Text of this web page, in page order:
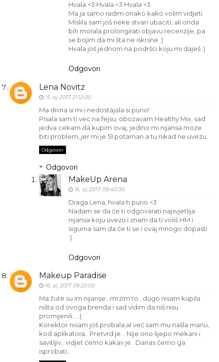
Hvala <3 Hvala <3 Hvala <3
Ma ja samo radim onako kako volim vidjeti.
Mislila sam još neke stvari ubaciti, ali onda
bih morala prolongirati objavu recenzije, pa
se bojim da mi šta ne iskrsne :)
Hvala još jednom na podršci koju mi daješ :)
Odgovori
Lena Novitz
15. sij 2017. 21:12:00
Ma divna si mi i nedostajala si puno!
Pisala sam ti vec na fejsu, obozavam Healthy Mix, sad
jedva cekam da kupim ovaj, jedino mi nijansa moze
biti problem, jer mi je 51 potaman a tu nikad ne uvezu.
Odgovori
Odgovori
MakeUp Arena
16. sij 2017. 09:40:00
Draga Lena, hvala ti puno <3
Nadam se da će ti odgovarati najsvjetlija
nijansa koju uvezu i znam da ti voliš HM i
sigurna sam da će ti se i ovaj mnogo dopasti
:)
Odgovori
Makeup Paradise
16. sij 2017. 09:20:00
Ma žute su im nijanse...mrzim to...dugo nisam kupila
ništa od ovoga brenda i sad vidim da niš nisu
promijenili... :(
Korektor nisam još probala,al već sam mu našla manu,
kod aplikatora.. Pretvrd je... Nije ono lijepo mekani i
savitljiv...vidjet ćemo kakav je.. Danas čemo ga
isprobati..